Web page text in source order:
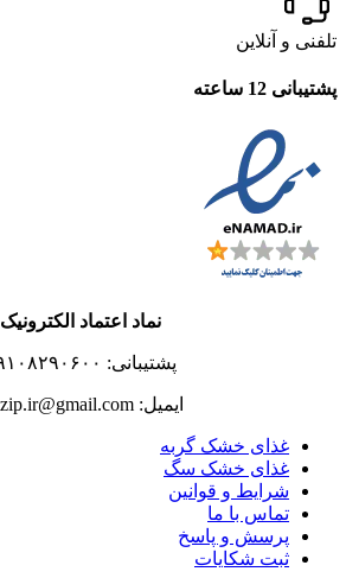
تلفنی و آنلاین
پشتیبانی 12 ساعته
نماد اعتماد الکترونیک
پشتیبانی: ۰۹۱۰۸۲۹۰۶۰۰
ایمیل: petzip.ir@gmail.com
غذای خشک گربه
غذای خشک سگ
شرایط و قوانین
تماس با ما
پرسش و پاسخ
ثبت شکایات